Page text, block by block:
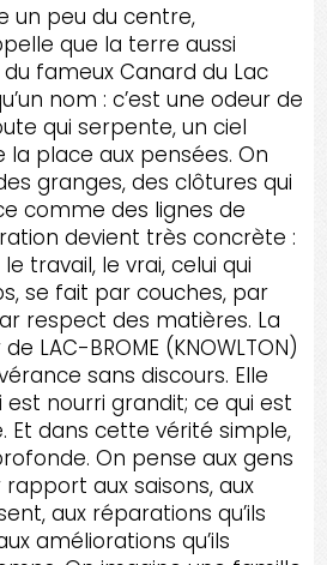
un peu du centre,
que la terre aussi
fameux Canard du Lac
nom : c’est une odeur de
qui serpente, un ciel
la place aux pensées. On
granges, des clôtures qui
comme des lignes de
devient très concrète :
travail, le vrai, celui qui
se fait par couches, par
respect des matières. La
LAC-BROME (KNOWLTON)
sans discours. Elle
est nourri grandit; ce qui est
Et dans cette vérité simple,
On pense aux gens
rapport aux saisons, aux
aux réparations qu’ils
améliorations qu’ils